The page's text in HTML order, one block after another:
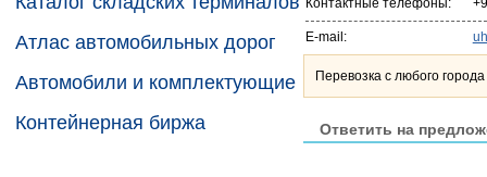
Атлас автомобильных дорог
Автомобили и комплектующие
Контейнерная биржа
Контактные телефоны:
E-mail:
Перевозка с любого
Ответить на